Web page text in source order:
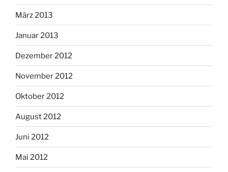
März 2013
Januar 2013
Dezember 2012
November 2012
Oktober 2012
August 2012
Juni 2012
Mai 2012